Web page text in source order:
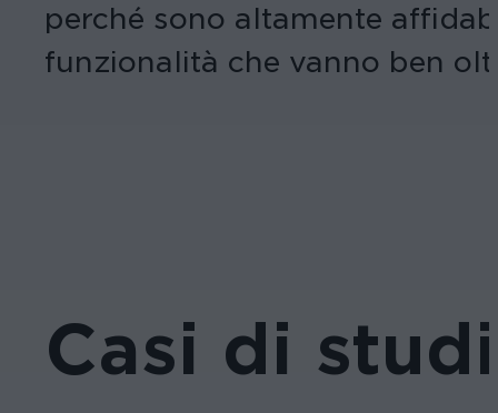
perché sono altamente
funzionalità che vanno ben
Casi di